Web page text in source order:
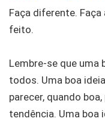
Faça diferente.
feito.
Lembre-se que uma
todos. Uma boa
parecer, quando
tendência. Uma boa